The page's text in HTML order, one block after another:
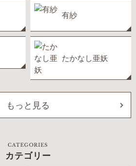
有紗
たかなし亜妖
もっと見る
CATEGORIES
カテゴリー